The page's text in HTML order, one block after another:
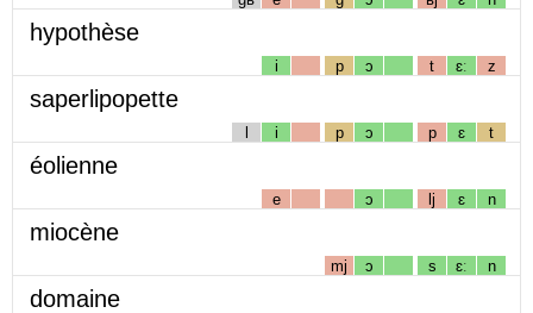
hypothèse
i p ɔ t ɛː z
saperlipopette
l i p ɔ p ɛ t
éolienne
e ɔ lj ɛ n
miocène
mj ɔ s ɛː n
domaine